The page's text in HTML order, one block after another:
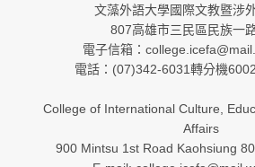
文藻外語大學國際文教暨涉
807高雄市三民區民族一
電子信箱：
電話：(07)342-6031轉分機
College of International Culture,
Affairs
900 Mintsu 1st Road Kaohsiung